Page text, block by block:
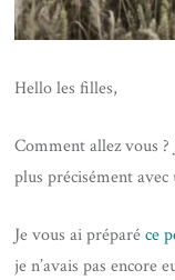
Hello les filles,
Comment allez vous
plus précisément
Je vous ai préparéce
je n’avais pas encore